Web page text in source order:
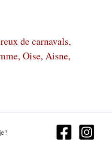
de carnavals,
Oise, Aisne,